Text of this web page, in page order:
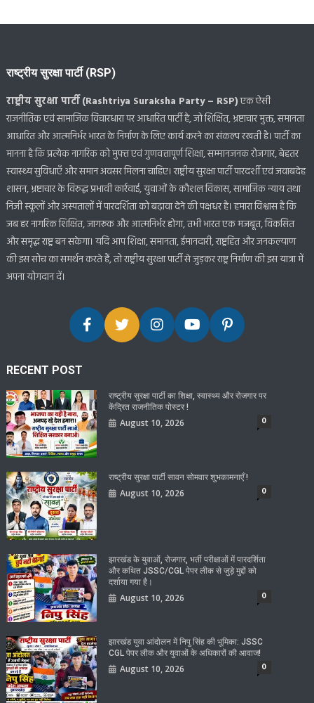
राष्ट्रीय सुरक्षा पार्टी (RSP)
राष्ट्रीय सुरक्षा पार्टी (Rashtriya Suraksha Party – RSP)एक ऐसी
राजनीतिक एवं सामाजिक विचारधारा पर आधारित पार्टी है, जो शिक्षित, भ्रष्टाचार मुक्त, समानता
आधारित और आत्मनिर्भर भारत के निर्माण के लिए कार्य करने का संकल्प रखती है। पार्टी का
मानना है कि प्रत्येक नागरिक को मुफ्त एवं गुणवत्तापूर्ण शिक्षा, सम्मानजनक रोजगार, बेहतर
स्वास्थ्य सुविधाएँ और समान अवसर मिलना चाहिए। राष्ट्रीय सुरक्षा पार्टी पारदर्शी एवं जवाबदेह
शासन, भ्रष्टाचार के विरुद्ध प्रभावी कार्रवाई, युवाओं के कौशल विकास, सामाजिक न्याय तथा
निजी स्कूलों और अस्पतालों में पारदर्शिता को बढ़ावा देने की पक्षधर है। हमारा विश्वास है कि
जब हर नागरिक शिक्षित, जागरूक और आत्मनिर्भर होगा, तभी भारत एक मजबूत, विकसित
और समृद्ध राष्ट्र बन सकेगा। यदि आप शिक्षा, समानता, ईमानदारी, राष्ट्रहित और जनकल्याण
की इस सोच का समर्थन करते हैं, तो राष्ट्रीय सुरक्षा पार्टी से जुड़कर राष्ट्र निर्माण की इस यात्रा में
अपना योगदान दें।
RECENT POST
राष्ट्रीय सुरक्षा पार्टी का शिक्षा, स्वास्थ्य और रोजगार पर
केंद्रित राजनीतिक पोस्टर !
August 10, 2026 0
राष्ट्रीय सुरक्षा पार्टी सावन सोमवार शुभकामनाएँ !
August 10, 2026 0
झारखंड के युवाओं, रोजगार, भर्ती परीक्षाओं में पारदर्शिता
और कथित JSSC/CGL पेपर लीक से जुड़े मुद्दों को
दर्शाया गया है।
August 10, 2026 0
झारखंड युवा आंदोलन में निपु सिंह की भूमिका: JSSC
CGL पेपर लीक और युवाओं के अधिकारों की आवाज!
August 10, 2026 0